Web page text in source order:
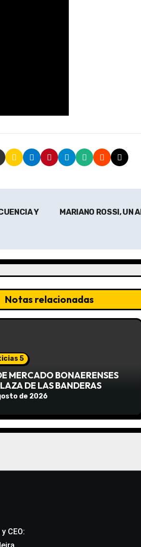
Y
MARIANO ROSSI, UN
Notas relacionadas
5
MERCADO BONAERENSES
DE LAS BANDERAS
de 2026
CEO: